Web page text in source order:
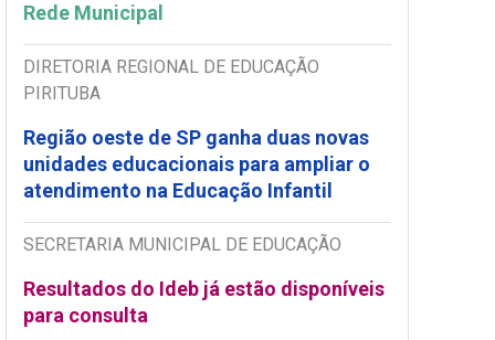
Rede Municipal
DIRETORIA REGIONAL DE EDUCAÇÃO
PIRITUBA
Região oeste de SP ganha duas novas
unidades educacionais para ampliar o
atendimento na Educação Infantil
SECRETARIA MUNICIPAL DE EDUCAÇÃO
Resultados do Ideb já estão disponíveis
para consulta